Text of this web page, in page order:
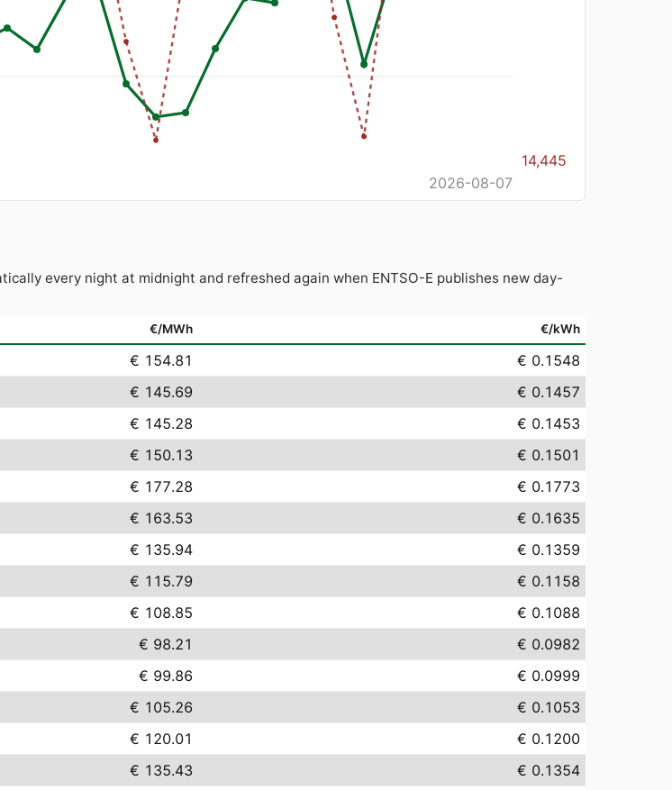
14,445
2026-08-07
every night at midnight and refreshed again when ENTSO-E publishes new day-
€/MWh €/kWh
€ 154.81
€ 0.1548
€ 145.69
€ 0.1457
€ 145.28
€ 0.1453
€ 150.13
€ 0.1501
€ 177.28
€ 0.1773
€ 163.53
€ 0.1635
€ 135.94
€ 0.1359
€ 115.79
€ 0.1158
€ 108.85
€ 0.1088
€ 98.21
€ 0.0982
€ 99.86
€ 0.0999
€ 105.26
€ 0.1053
€ 120.01
€ 0.1200
€ 135.43
€ 0.1354